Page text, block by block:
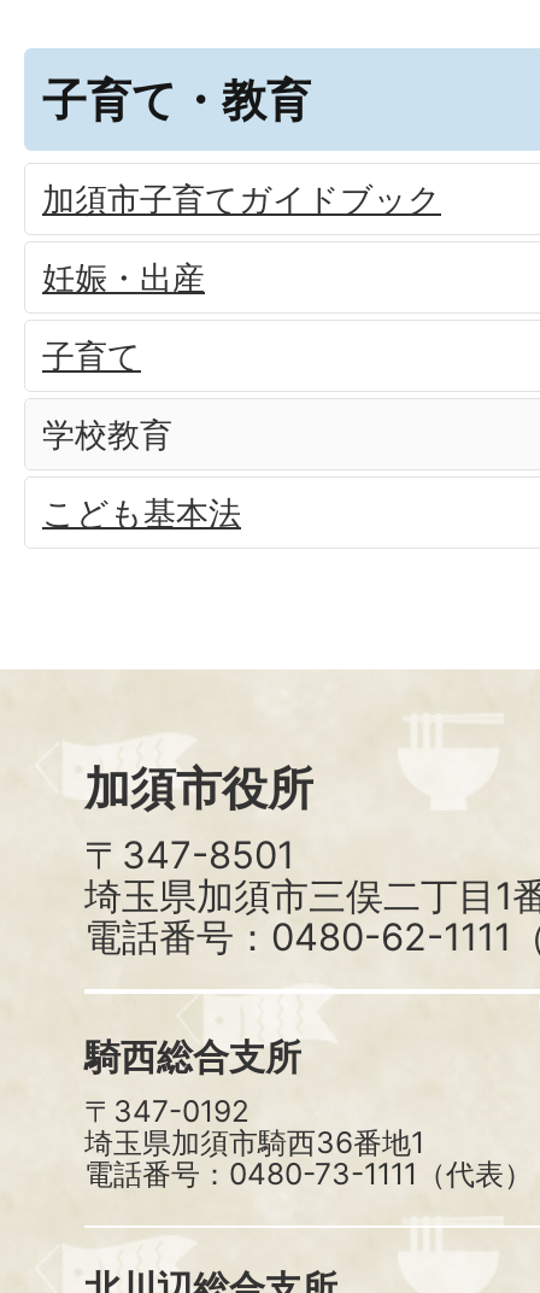
子育て・教育
加須市子育てガイドブック
妊娠・出産
子育て
学校教育
こども基本法
加須市役所
〒347-8501
埼玉県加須市三俣二丁目1
電話番号：0480-62-1111
騎西総合支所
〒347-0192
埼玉県加須市騎西36番地1
電話番号：0480-73-1111（代表）